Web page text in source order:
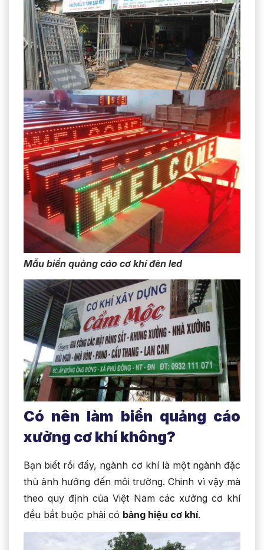
Mẫu biển quảng cáo cơ khí đèn led
Có nên làm biển quảng cáo
xưởng cơ khí không?
Bạn biết rồi đấy, ngành cơ khí là một ngành đặc
thù ảnh hưởng đến môi trường. Chinh vì vậy mà
theo quy định của Việt Nam các xưởng cơ khí
đều bắt buộc phải có bảng hiệu cơ khí.